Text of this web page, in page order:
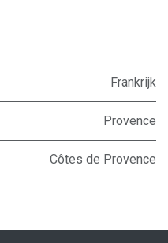
Frankrijk
Provence
Côtes de Provence